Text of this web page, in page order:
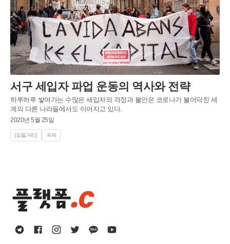
서구 세입자 파업 운동의 역사와 전략
하루하루 쌓여가는 수많은 세입자의 걱정과 불안은 코로나가 불어닥친 세
계의 다른 나라들에서도 이어지고 있다.
2020년 5월 25일
[읽을거리] 국제